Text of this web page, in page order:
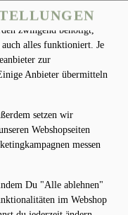
(SEHR
Onlineshop zu
zwingend benötigt,
auch alles funktioniert. Je
zur
Anbieter übermitteln
setzen wir
Webshopseiten
messen
Du "Alle ablehnen"
im Webshop